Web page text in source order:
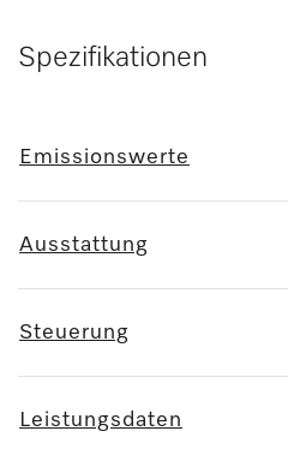
Spezifikationen
Emissionswerte
Ausstattung
Steuerung
Leistungsdaten